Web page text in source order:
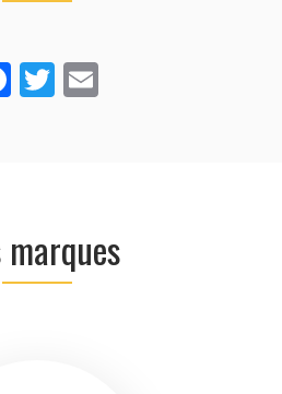
Facebook
Twitter
marques